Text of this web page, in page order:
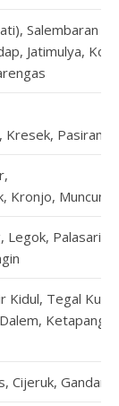
Salembaran
Jatimulya,
Kresek,
Kronjo,
Legok, Palasari,
Kidul, Tegal
Ketapang,
Cijeruk,